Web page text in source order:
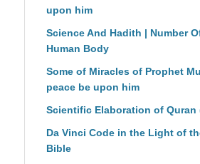
upon him
Science And Hadith | Number
Human Body
Some of Miracles of Prophet
peace be upon him
Scientific Elaboration of Quran
Da Vinci Code in the Light of
Bible